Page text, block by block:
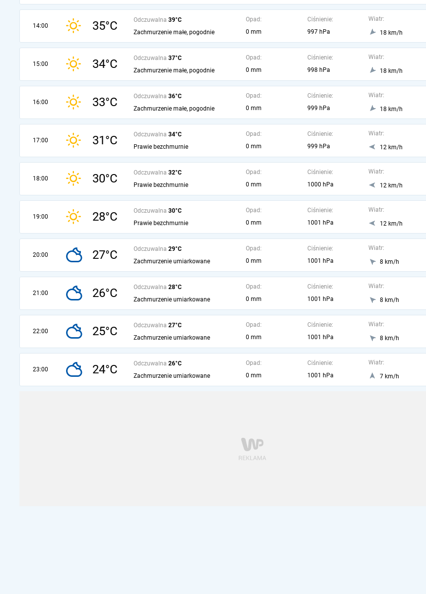
14:00 35°C Odczuwalna 39°C
Zachmurzenie małe, pogodnie
Opad:
0 mm
Ciśnienie:
997 hPa
Wiatr:
18 km/h
15:00 34°C Odczuwalna 37°C
Zachmurzenie małe, pogodnie
Opad:
0 mm
Ciśnienie:
998 hPa
Wiatr:
18 km/h
16:00 33°C Odczuwalna 36°C
Zachmurzenie małe, pogodnie
Opad:
0 mm
Ciśnienie:
999 hPa
Wiatr:
18 km/h
17:00 31°C Odczuwalna 34°C
Prawie bezchmurnie
Opad:
0 mm
Ciśnienie:
999 hPa
Wiatr:
12 km/h
18:00 30°C Odczuwalna 32°C
Prawie bezchmurnie
Opad:
0 mm
Ciśnienie:
1000 hPa
Wiatr:
12 km/h
19:00 28°C Odczuwalna 30°C
Prawie bezchmurnie
Opad:
0 mm
Ciśnienie:
1001 hPa
Wiatr:
12 km/h
20:00 27°C Odczuwalna 29°C
Zachmurzenie umiarkowane
Opad:
0 mm
Ciśnienie:
1001 hPa
Wiatr:
8 km/h
21:00 26°C Odczuwalna 28°C
Zachmurzenie umiarkowane
Opad:
0 mm
Ciśnienie:
1001 hPa
Wiatr:
8 km/h
22:00 25°C Odczuwalna 27°C
Zachmurzenie umiarkowane
Opad:
0 mm
Ciśnienie:
1001 hPa
Wiatr:
8 km/h
23:00 24°C Odczuwalna 26°C
Zachmurzenie umiarkowane
Opad:
0 mm
Ciśnienie:
1001 hPa
Wiatr:
7 km/h